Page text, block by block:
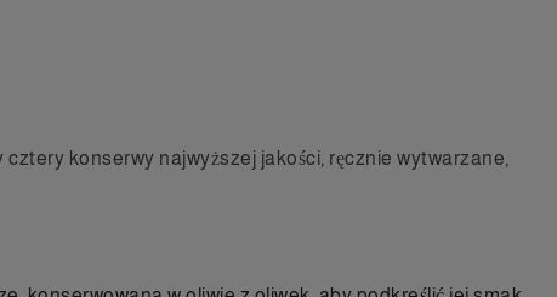
cztery konserwy najwyższej jakości, ręcznie wytwarzane,